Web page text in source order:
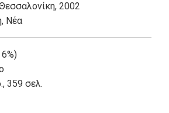
, 2002
Νέα
359 σελ.